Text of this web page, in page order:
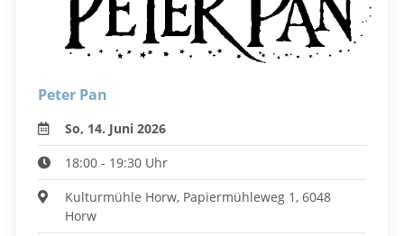
Peter Pan
So, 14. Juni 2026
18:00 - 19:30 Uhr
Kulturmühle Horw, Papiermühleweg 1, 6048
Horw